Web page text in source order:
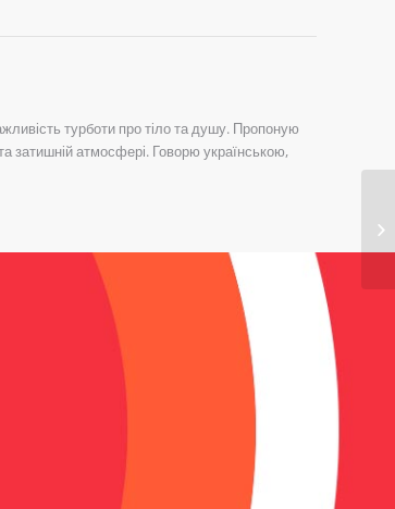
турботи про тіло та душу. Пропоную
затишній атмосфері. Говорю українською,